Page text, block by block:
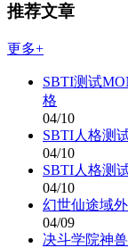
推荐文章
更多+
SBTI测试
格
04/10
SBTI人格测
04/10
SBTI人格测
04/10
幻世仙途域
04/09
决斗学院神